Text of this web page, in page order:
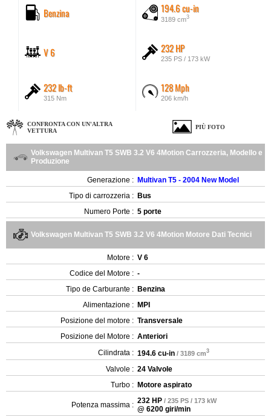
Benzina 194.6 cu-in
3189 cm3
V 6 232 HP
235 PS / 173 kW
232 lb-ft
315 Nm
128 Mph
206 km/h
CONFRONTA CON UN'ALTRA
VETTURA
PIÙ FOTO
Volkswagen Multivan T5 SWB 3.2 V6 4Motion Carrozzeria, Modello e
Produzione
Generazione : Multivan T5 - 2004 New Model
Tipo di carrozzeria : Bus
Numero Porte : 5 porte
Volkswagen Multivan T5 SWB 3.2 V6 4Motion Motore Dati Tecnici
Motore : V 6
Codice del Motore : -
Tipo de Carburante : Benzina
Alimentazione : MPI
Posizione del motore : Transversale
Posizione del Motore : Anteriori
Cilindrata : 194.6 cu-in / 3189 cm3
Valvole : 24 Valvole
Turbo : Motore aspirato
Potenza massima : 232 HP / 235 PS / 173 kW
@ 6200 giri/min